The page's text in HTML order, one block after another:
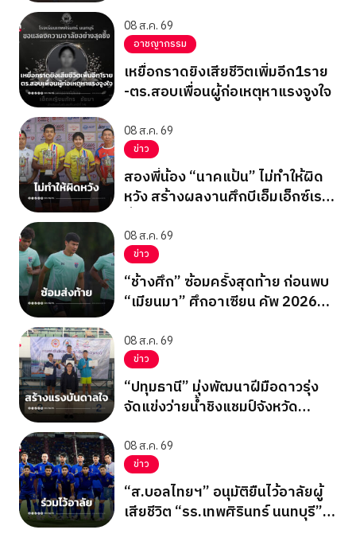
08 ส.ค. 69
อาชญากรรม
เหยื่อกราดยิงเสียชีวิตเพิ่มอีก1ราย
-ตร.สอบเพื่อนผู้ก่อเหตุหาแรงจูงใจ
08 ส.ค. 69
ข่าว
สองพี่น้อง “นาคแป้น” ไม่ทำให้ผิด
หวัง สร้างผลงานศึกบีเอ็มเอ็กซ์เรซ
08 ส.ค. 69
ข่าว
“ช้างศึก” ซ้อมครั้งสุดท้าย ก่อนพบ
“เมียนมา” ศึกอาเซียน คัพ 2026
08 ส.ค. 69
ข่าว
“ปทุมธานี” มุ่งพัฒนาฝีมือดาวรุ่ง
จัดแข่งว่ายน้ำชิงแชมป์จังหวัด
08 ส.ค. 69
ข่าว
“ส.บอลไทยฯ” อนุมัติยืนไว้อาลัยผู้
เสียชีวิต “รร.เทพศิรินทร์ นนทบุรี”